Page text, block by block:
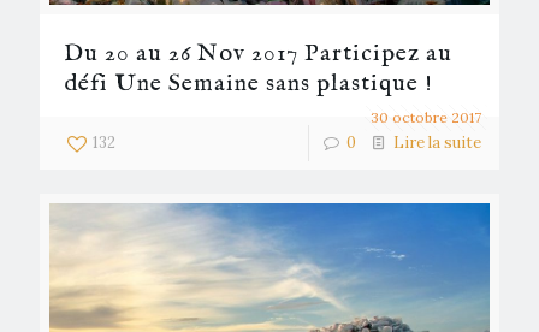
30 octobre 2017
Du 20 au 26 Nov 2017 Participez au
défi Une Semaine sans plastique !
132 0 Lire la suite